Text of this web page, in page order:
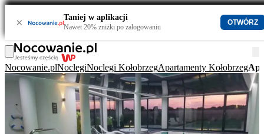
× Taniej w aplikacji
Nawet 20% zniżki po zalogowaniu
OTWÓRZ
Nocowanie.plNoclegiNoclegi KołobrzegApartamenty Kołobrzeg